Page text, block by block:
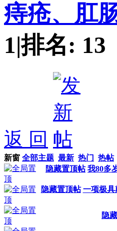
痔疮、肛
1|排名: 13
返 回
新窗 全部主题 最新 热门 热帖
隐藏置顶帖 我80多
隐藏置顶帖 一项极具
隐